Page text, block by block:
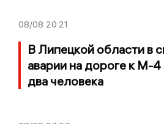
08/08 20:21
В Липецкой области в
аварии на дороге к М-
два человека